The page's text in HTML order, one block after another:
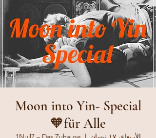
Moon into Yin- Special
für Alle🧡